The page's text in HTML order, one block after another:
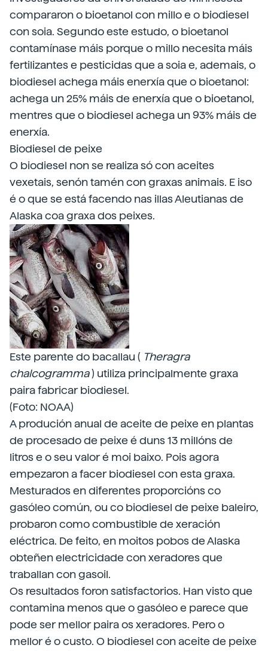
compararon o bioetanol con millo e o biodiesel
con soia. Segundo este estudo, o bioetanol
contamínase máis porque o millo necesita máis
fertilizantes e pesticidas que a soia e, ademais, o
biodiesel achega máis enerxía que o bioetanol:
achega un 25% máis de enerxía que o bioetanol,
mentres que o biodiesel achega un 93% máis de
enerxía.
Biodiesel de peixe
O biodiesel non se realiza só con aceites
vexetais, senón tamén con graxas animais. E iso
é o que se está facendo nas illas Aleutianas de
Alaska coa graxa dos peixes.
Este parente do bacallau ( Theragra
chalcogramma) utiliza principalmente graxa
paira fabricar biodiesel.
(Foto: NOAA)
A produción anual de aceite de peixe en plantas
de procesado de peixe é duns 13 millóns de
litros e o seu valor é moi baixo. Pois agora
empezaron a facer biodiesel con esta graxa.
Mesturados en diferentes proporcións co
gasóleo común, ou co biodiesel de peixe baleiro,
probaron como combustible de xeración
eléctrica. De feito, en moitos pobos de Alaska
obteñen electricidade con xeradores que
traballan con gasoil.
Os resultados foron satisfactorios. Han visto que
contamina menos que o gasóleo e parece que
pode ser mellor paira os xeradores. Pero o
mellor é o custo. O biodiesel con aceite de peixe